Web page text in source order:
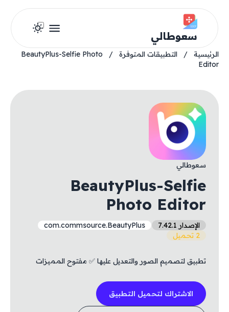
سعوطالي
الرئيسية / التطبيقات المتوفرة /
BeautyPlus-Selfie Photo
Editor
سعوطالي
BeautyPlus-Selfie
Photo Editor
الإصدار 7.42.1
com.commsource.BeautyPlus
2 تحميل
تطبيق لتصميم الصور والتعديل عليها ✅ مفتوح المميزات
الاشتراك لتحميل التطبيق